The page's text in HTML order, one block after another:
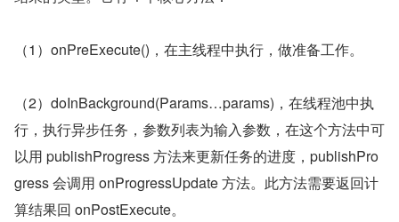
（1）onPreExecute()，在主线程中执行，做准备工作。
（2）doInBackground(Params…params)，在线程池中执
行，执行异步任务，参数列表为输入参数，在这个方法中可
以用 publishProgress 方法来更新任务的进度，publishPro
gress 会调用 onProgressUpdate 方法。此方法需要返回计
算结果回 onPostExecute。